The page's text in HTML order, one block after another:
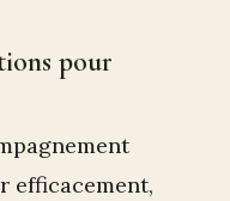
pour
efficacement,